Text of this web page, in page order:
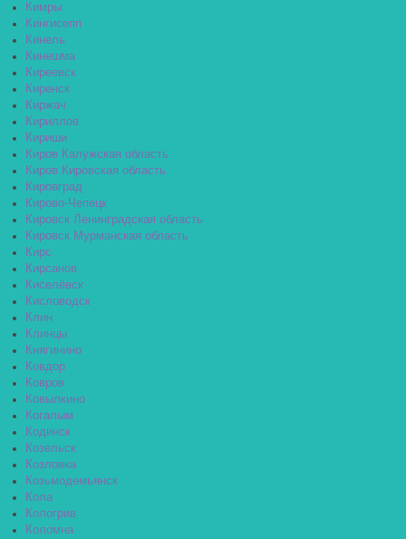
Кимры
Кингисепп
Кинель
Кинешма
Киреевск
Киренск
Киржач
Кириллов
Кириши
Киров Калужская область
Киров Кировская область
Кировград
Кирово-Чепецк
Кировск Ленинградская область
Кировск Мурманская область
Кирс
Кирсанов
Киселёвск
Кисловодск
Клин
Клинцы
Княгинино
Ковдор
Ковров
Ковылкино
Когалым
Кодинск
Козельск
Козловка
Козьмодемьянск
Кола
Кологрив
Коломна